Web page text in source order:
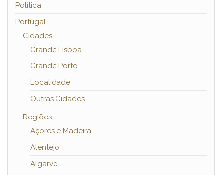
Política
Portugal
Cidades
Grande Lisboa
Grande Porto
Localidade
Outras Cidades
Regiões
Açores e Madeira
Alentejo
Algarve